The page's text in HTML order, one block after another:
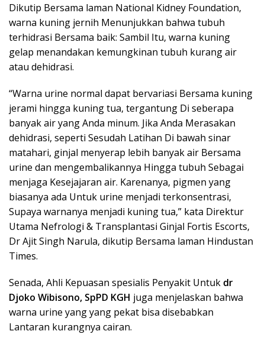
Dikutip Bersama laman National Kidney Foundation,
warna kuning jernih Menunjukkan bahwa tubuh
terhidrasi Bersama baik: Sambil Itu, warna kuning
gelap menandakan kemungkinan tubuh kurang air
atau dehidrasi.
“Warna urine normal dapat bervariasi Bersama kuning
jerami hingga kuning tua, tergantung Di seberapa
banyak air yang Anda minum. Jika Anda Merasakan
dehidrasi, seperti Sesudah Latihan Di bawah sinar
matahari, ginjal menyerap lebih banyak air Bersama
urine dan mengembalikannya Hingga tubuh Sebagai
menjaga Kesejajaran air. Karenanya, pigmen yang
biasanya ada Untuk urine menjadi terkonsentrasi,
Supaya warnanya menjadi kuning tua,” kata Direktur
Utama Nefrologi & Transplantasi Ginjal Fortis Escorts,
Dr Ajit Singh Narula, dikutip Bersama laman Hindustan
Times.
Senada, Ahli Kepuasan spesialis Penyakit Untuk dr
Djoko Wibisono, SpPD KGH juga menjelaskan bahwa
warna urine yang yang pekat bisa disebabkan
Lantaran kurangnya cairan.